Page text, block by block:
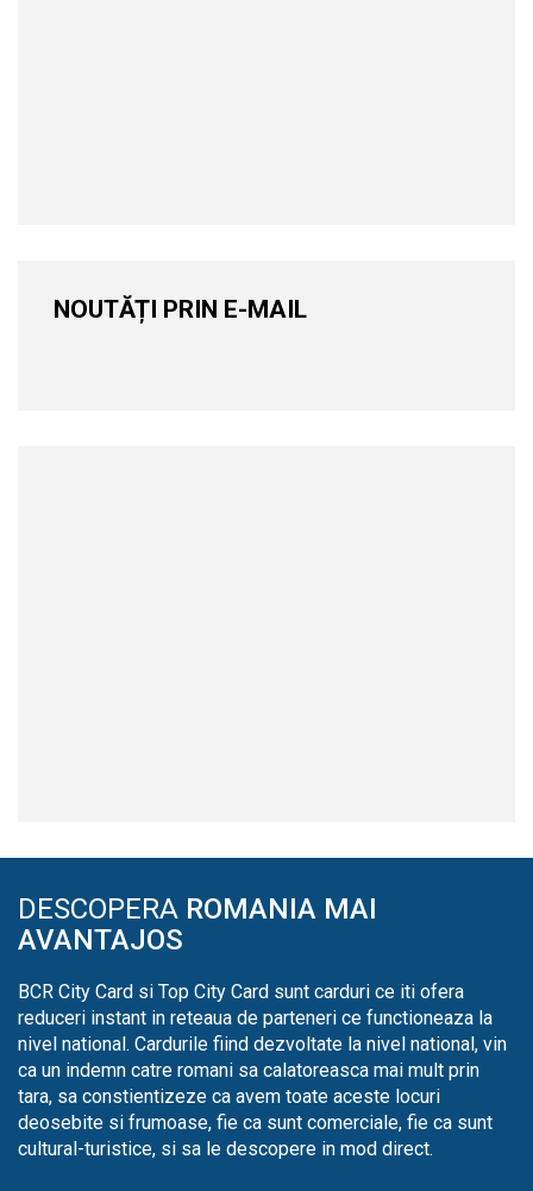
NOUTĂȚI PRIN E-MAIL
DESCOPERA ROMANIA MAI
AVANTAJOS
BCR City Card si Top City Card sunt carduri ce iti ofera
reduceri instant in reteaua de parteneri ce functioneaza la
nivel national. Cardurile fiind dezvoltate la nivel national, vin
ca un indemn catre romani sa calatoreasca mai mult prin
tara, sa constientizeze ca avem toate aceste locuri
deosebite si frumoase, fie ca sunt comerciale, fie ca sunt
cultural-turistice, si sa le descopere in mod direct.